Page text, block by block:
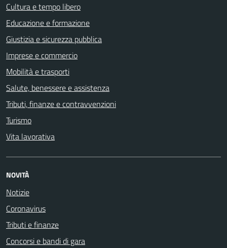
Cultura e tempo libero
Educazione e formazione
Giustizia e sicurezza pubblica
Imprese e commercio
Mobilità e trasporti
Salute, benessere e assistenza
Tributi, finanze e contravvenzioni
Turismo
Vita lavorativa
NOVITÀ
Notizie
Coronavirus
Tributi e finanze
Concorsi e bandi di gara